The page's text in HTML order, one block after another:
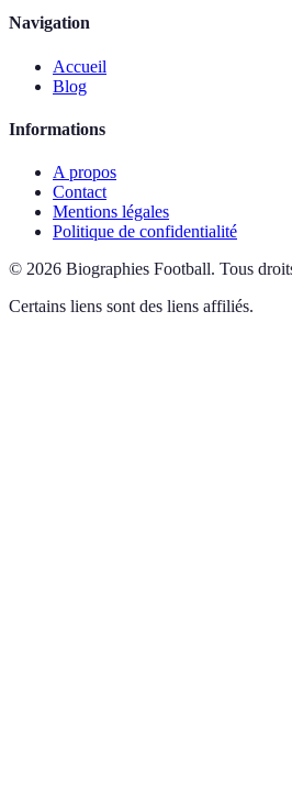
Navigation
Accueil
Blog
Informations
A propos
Contact
Mentions légales
Politique de confidentialité
© 2026 Biographies Football. Tous
Certains liens sont des liens affiliés.